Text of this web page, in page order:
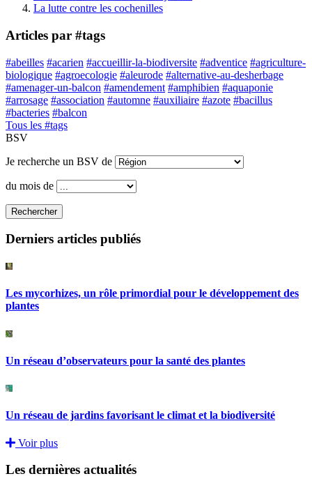
La lutte contre les cochenilles
Articles par #tags
#abeilles #acarien #accueillir-la-biodiversite #adventice #agriculture-
biologique #agroecologie #aleurode #alternative-au-desherbage
#amenager-un-balcon #amendement #amphibien #aquaponie
#arrosage #association #automne #auxiliaire #azote #bacillus
#bacteries #balcon
Tous les #tags
BSV
Je recherche un BSV de
du mois de
Rechercher
Derniers articles publiés
Les mycorhizes, un rôle primordial pour le développement des
plantes
Un réseau d’observateurs pour la santé des plantes
Un réseau de jardins favorisant le climat et la biodiversité
Voir plus
Les dernières actualités